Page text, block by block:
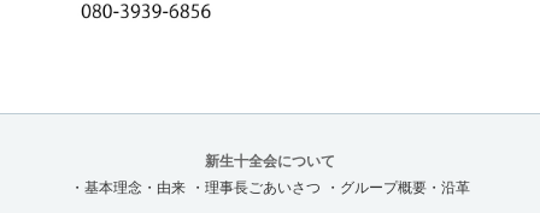
新生十全会について
・基本理念・由来
・理事長ごあいさつ ・グループ概要・沿革